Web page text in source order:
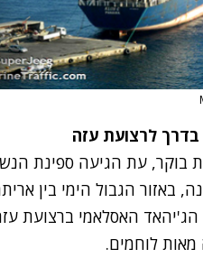
בדרך לרצועת עזה
עת הגיעה ספינת
באזור הגבול הימי בין
הג'יהאד האסלאמי ברצועת
לוחמים.